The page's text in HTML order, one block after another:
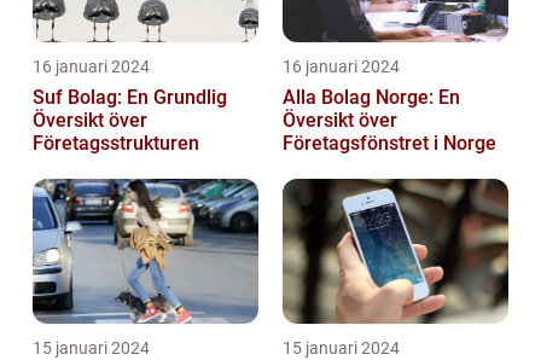
16 januari 2024
Suf Bolag: En Grundlig
Översikt över
Företagsstrukturen
16 januari 2024
Alla Bolag Norge: En
Översikt över
Företagsfönstret i Norge
15 januari 2024 15 januari 2024